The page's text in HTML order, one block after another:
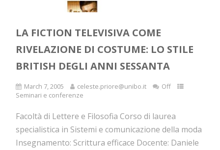
LA FICTION TELEVISIVA COME
RIVELAZIONE DI COSTUME: LO STILE
BRITISH DEGLI ANNI SESSANTA
March 7, 2005 celeste.priore@unibo.it
Off
Seminari e conferenze
Facoltà di Lettere e Filosofia Corso di laurea
specialistica in Sistemi e comunicazione della moda
Insegnamento: Scrittura efficace Docente: Daniele